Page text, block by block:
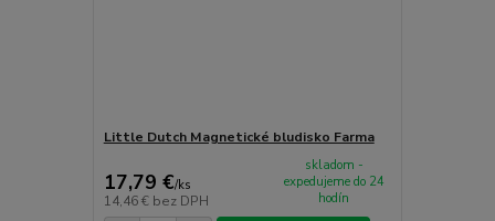
Little Dutch Magnetické bludisko Farma
17,79 €/ks
14,46 € bez DPH
skladom -
expedujeme do 24
hodín